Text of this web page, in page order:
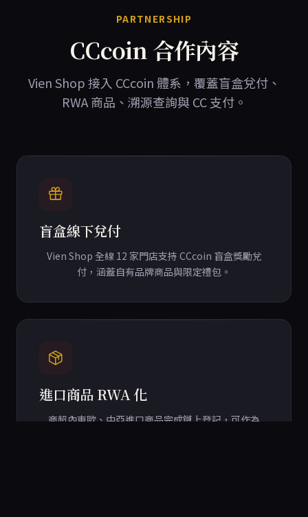
PARTNERSHIP
CCcoin 合作內容
Vien Shop 接入 CCcoin 體系，覆蓋盲盒兌付、
RWA 商品、溯源查詢與 CC 支付。
盲盒線下兌付
Vien Shop 全線 12 家門店支持 CCcoin 盲盒獎勵兌
付，涵蓋自有品牌商品與限定禮包。
進口商品 RWA 化
商超內東歐、中亞進口商品完成鏈上登記，可作為